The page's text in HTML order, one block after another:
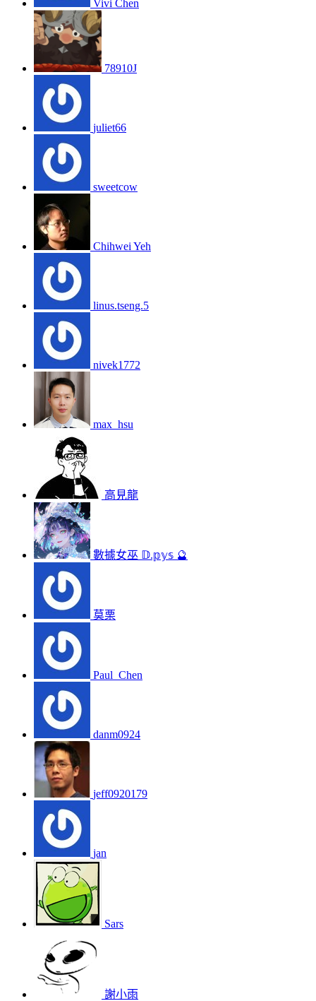
Vivi Chen
78910J
juliet66
sweetcow
Chihwei Yeh
linus.tseng.5
nivek1772
max_hsu
高見龍
數據女巫 𝔻.𝕡𝕪𝕤 🔮
莫栗
Paul_Chen
danm0924
jeff0920179
jan
Sars
謝小雨